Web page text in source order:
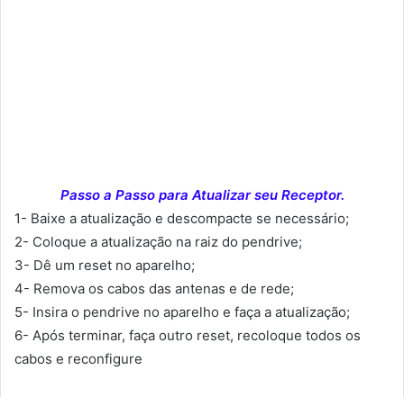
Passo a Passo para Atualizar seu Receptor.
1- Baixe a atualização e descompacte se necessário;
2- Coloque a atualização na raiz do pendrive;
3- Dê um reset no aparelho;
4- Remova os cabos das antenas e de rede;
5- Insira o pendrive no aparelho e faça a atualização;
6- Após terminar, faça outro reset, recoloque todos os
cabos e reconfigure